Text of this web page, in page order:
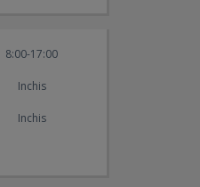
8:00-17:00
Inchis
Inchis